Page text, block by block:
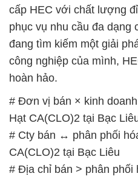
cấp HEC với chất lượng
phục vụ nhu cầu đa dạng
đang tìm kiếm một giải
công nghiệp của mình,
hoàn hảo.
# Đơn vị bán × kinh
Hạt CA(CLO)2 tại Bạc
# Cty bán ↔ phân phối
CA(CLO)2 tại Bạc Liêu
# Địa chỉ bán > phân